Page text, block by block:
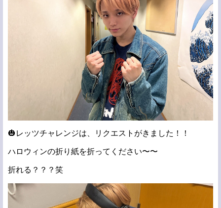
🎃レッツチャレンジは、リクエストがきました！！
ハロウィンの折り紙を折ってください〜〜
折れる？？？笑